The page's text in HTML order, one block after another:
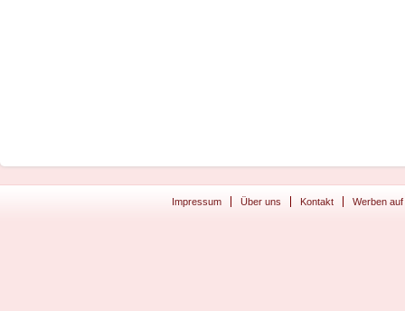
Impressum Über uns Kontakt Werben